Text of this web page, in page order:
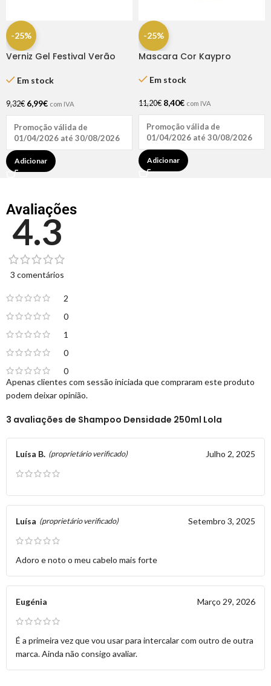
-25%
Verniz Gel Festival Verão
Em stock
9,32€ 6,99€ com IVA
Promoção válida de
01/04/2026 até 30/08/2026
Adicionar
-25%
Mascara Cor Kaypro
Em stock
11,20€ 8,40€ com IVA
Promoção válida de
01/04/2026 até 30/08/2026
Adicionar
Avaliações
4.3
3 comentários
2
0
1
0
0
3 avaliações de Shampoo Densidade 250ml Lola
Luísa B. (proprietário verificado) Julho 2, 2025
Luísa (proprietário verificado) Setembro 3, 2025
Adoro e noto o meu cabelo mais forte
Eugénia Março 29, 2026
É a primeira vez que vou usar para intercalar com outro de outra
marca. Ainda não consigo avaliar.
Apenas clientes com sessão iniciada que compraram este produto
podem deixar opinião.